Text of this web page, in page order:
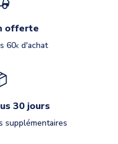
offerte
60€d'achat
30 jours
supplémentaires